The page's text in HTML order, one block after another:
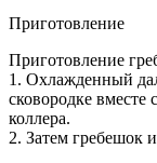
Приготовление
Приготовление
1. Охлажденный
сковородке вместе
коллера.
2. Затем гребешок